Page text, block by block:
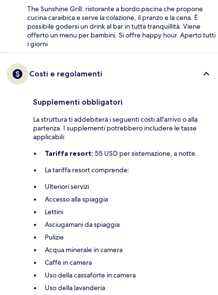
The Sunshine Grill: ristorante a bordo piscina che propone
cucina caraibica e serve la colazione, il pranzo e la cena. È
possibile godersi un drink al bar in tutta tranquillità. Viene
offerto un menu per bambini. Si offre happy hour. Aperto tutti
i giorni
Costi e regolamenti
Supplementi obbligatori
La struttura ti addebiterà i seguenti costi all'arrivo o alla
partenza. I supplementi potrebbero includere le tasse
applicabili:
Tariffa resort: 55 USD per sistemazione, a notte.
La tariffa resort comprende:
Ulteriori servizi
Accesso alla spiaggia
Lettini
Asciugamani da spiaggia
Pulizie
Acqua minerale in camera
Caffè in camera
Uso della cassaforte in camera
Uso della lavanderia